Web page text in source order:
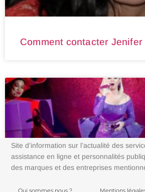
Comment contacter Jenifer
Site d’information sur l’actualité des
assistance en ligne et personnalités
des marques et des entreprises
Qui sommes nous ? Mentions